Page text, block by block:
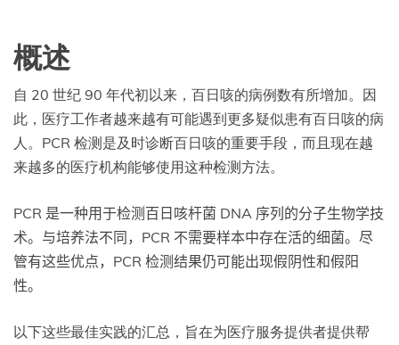
概述
自 20 世纪 90 年代初以来，百日咳的病例数有所增加。因
此，医疗工作者越来越有可能遇到更多疑似患有百日咳的病
人。PCR 检测是及时诊断百日咳的重要手段，而且现在越
来越多的医疗机构能够使用这种检测方法。
PCR 是一种用于检测百日咳杆菌 DNA 序列的分子生物学技
术。与培养法不同，PCR 不需要样本中存在活的细菌。尽
管有这些优点，PCR 检测结果仍可能出现假阴性和假阳
性。
以下这些最佳实践的汇总，旨在为医疗服务提供者提供帮